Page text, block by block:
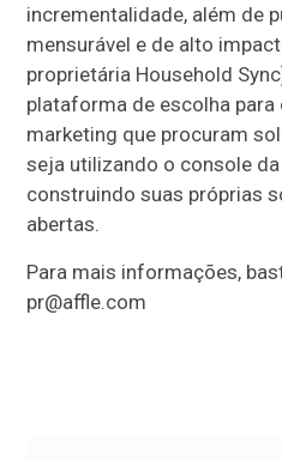
incrementalidade, além de
mensurável e de alto
proprietária Household
plataforma de escolha
marketing que procuram
seja utilizando o console
construindo suas próprias
abertas.
Para mais informações,
pr@affle.com